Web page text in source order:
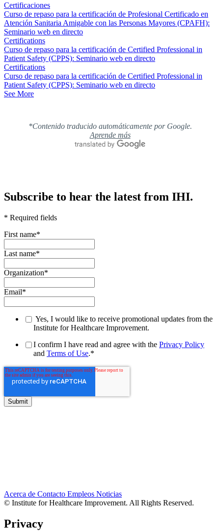
Certificaciones
Curso de repaso para la certificación de Profesional Certificado en
Atención Sanitaria Amigable con las Personas Mayores (CPAFH):
Seminario web en directo
Certifications
Curso de repaso para la certificación de Certified Professional in
Patient Safety (CPPS): Seminario web en directo
Certifications
Curso de repaso para la certificación de Certified Professional in
Patient Safety (CPPS): Seminario web en directo
See More
*Contenido traducido automáticamente por Google.
Aprende más
Subscribe to hear the latest from IHI.
* Required fields
First name*
Last name*
Organization*
Email*
Yes, I would like to receive promotional updates from the
Institute for Healthcare Improvement.
I confirm I have read and agree with the Privacy Policy
and Terms of Use.*
Acerca de Contacto Empleos Noticias
© Institute for Healthcare Improvement. All Rights Reserved.
Privacy